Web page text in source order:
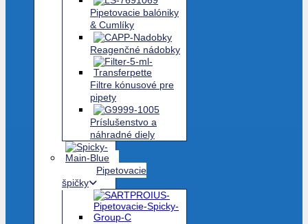
Pipetovacie balóniky
& Cumlíky
Reagenčné nádobky
Filtre kónusové pre
pipety
Príslušenstvo a
náhradné diely
Pipetovacie
špičky